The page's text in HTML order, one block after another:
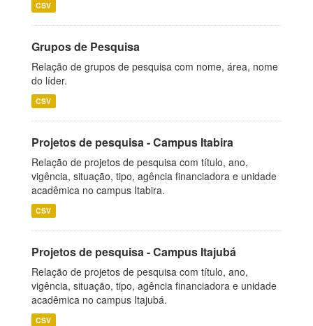
CSV
Grupos de Pesquisa
Relação de grupos de pesquisa com nome, área, nome
do líder.
CSV
Projetos de pesquisa - Campus Itabira
Relação de projetos de pesquisa com título, ano,
vigência, situação, tipo, agência financiadora e unidade
acadêmica no campus Itabira.
CSV
Projetos de pesquisa - Campus Itajubá
Relação de projetos de pesquisa com título, ano,
vigência, situação, tipo, agência financiadora e unidade
acadêmica no campus Itajubá.
CSV